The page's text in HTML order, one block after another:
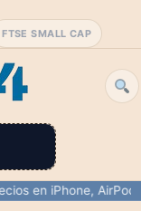
FTSE SMALL CAP
iPhone, AirPods y